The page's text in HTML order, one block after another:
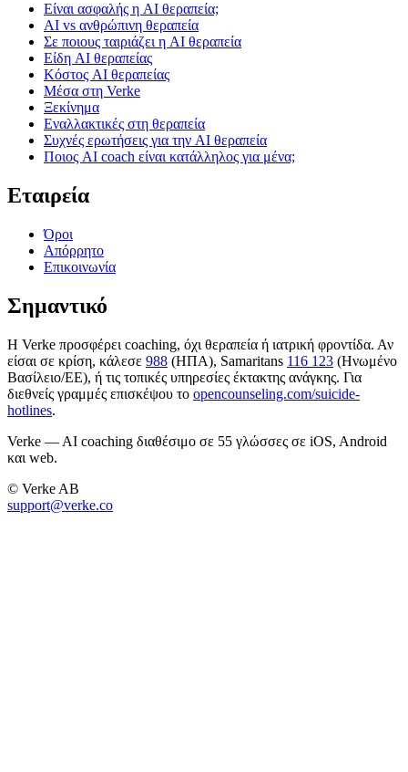
Είναι ασφαλής η AI θεραπεία;
AI vs ανθρώπινη θεραπεία
Σε ποιους ταιριάζει η AI θεραπεία
Είδη AI θεραπείας
Κόστος AI θεραπείας
Μέσα στη Verke
Ξεκίνημα
Εναλλακτικές στη θεραπεία
Συχνές ερωτήσεις για την AI θεραπεία
Ποιος AI coach είναι κατάλληλος για μένα;
Εταιρεία
Όροι
Απόρρητο
Επικοινωνία
Σημαντικό
Η Verke προσφέρει coaching, όχι θεραπεία ή ιατρική φροντίδα. Αν
είσαι σε κρίση, κάλεσε 988 (ΗΠΑ), Samaritans 116 123 (Ηνωμένο
Βασίλειο/ΕΕ), ή τις τοπικές υπηρεσίες έκτακτης ανάγκης. Για
διεθνείς γραμμές επισκέψου το opencounseling.com/suicide-
hotlines.
Verke — AI coaching διαθέσιμο σε 55 γλώσσες σε iOS, Android
και web.
© Verke AB
support@verke.co